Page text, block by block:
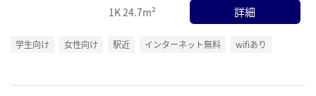
1K24.7m² 詳細
学生向け 女性向け 駅近 インターネット無料 wifiあり